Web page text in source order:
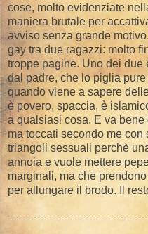
cose, molto evidenziate
maniera brutale per
avviso senza grande
gay tra due ragazzi: molto
troppe pagine. Uno dei due
dal padre, che lo piglia
quando viene a sapere
è povero, spaccia, è
a qualsiasi cosa. E va bene
ma toccati secondo me
triangoli sessuali perchè
annoia e vuole mettere
marginali, ma che
per allungare il brodo. Il